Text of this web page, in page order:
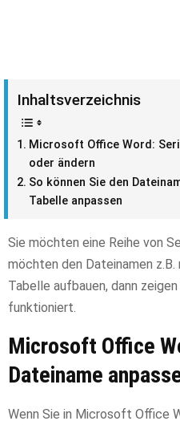
Inhaltsverzeichnis
Microsoft Office Word:
oder ändern
So können Sie den
Tabelle anpassen
Sie möchten eine Reihe von
möchten den Dateinamen
Tabelle aufbauen, dann
funktioniert.
Microsoft Office
Dateiname
Wenn Sie in Microsoft Office